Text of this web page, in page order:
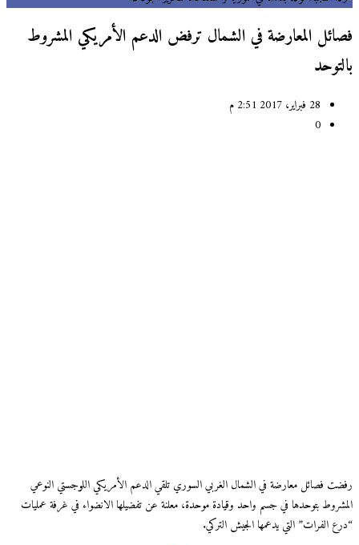
فصائل المعارضة في الشمال ترفض الدعم الأمريكي المشروط
بالتوحد
28 فبراير، 2017 2:51 م
رفضت فصائل معارضة في الشمال الغربي السوري تلقي الدعم الأمريكي اللوجستي النوعي
المشروط بتوحدها في جسم واحد وقيادة موحدة، معلنة عن تفضيلها الانضواء في غرفة عمليات
“درع الفرات” التي يدعمها الجيش التركي.